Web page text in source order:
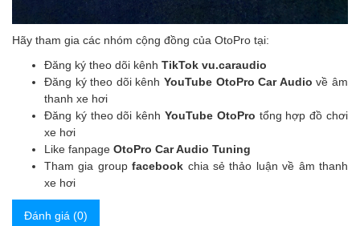
Hãy tham gia các nhóm cộng đồng của OtoPro tại:
Đăng ký theo dõi kênh TikTok vu.caraudio
Đăng ký theo dõi kênh YouTube OtoPro Car Audio về âm
thanh xe hơi
Đăng ký theo dõi kênh YouTube OtoPro tổng hợp đồ chơi
xe hơi
Like fanpage OtoPro Car Audio Tuning
Tham gia groupfacebook chia sẻ thảo luận về âm thanh
xe hơi
Đánh giá (0)